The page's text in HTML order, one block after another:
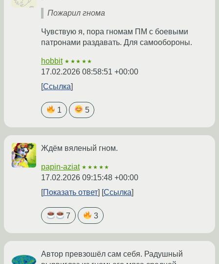
Пожарил гнома
Чувствую я, пора гномам ПМ с боевыми
патронами раздавать. Для самообороны.
hobbit ★★★★★
17.02.2026 08:58:51 +00:00
Ссылка
1 5
Ждём вяленый гном.
papin-aziat ★★★★★
17.02.2026 09:15:48 +00:00
Показать ответ
Ссылка
7 3
Автор превзошёл сам себя. Радушный